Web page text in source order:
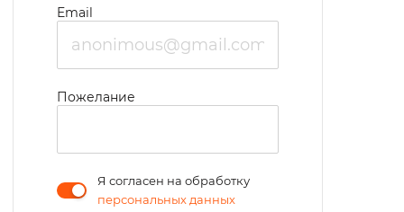
места на областном уровне.
Email
Пожелание
Я согласен на обработку
персональных данных